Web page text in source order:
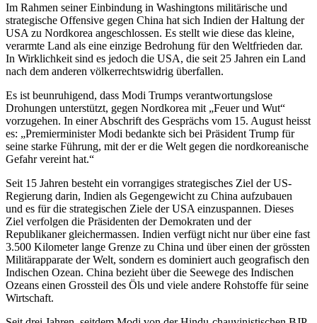
Im Rahmen seiner Einbindung in Washingtons militärische und
strategische Offensive gegen China hat sich Indien der Haltung der
USA zu Nordkorea angeschlossen. Es stellt wie diese das kleine,
verarmte Land als eine einzige Bedrohung für den Weltfrieden dar.
In Wirklichkeit sind es jedoch die USA, die seit 25 Jahren ein Land
nach dem anderen völkerrechtswidrig überfallen.
Es ist beunruhigend, dass Modi Trumps verantwortungslose
Drohungen unterstützt, gegen Nordkorea mit „Feuer und Wut“
vorzugehen. In einer Abschrift des Gesprächs vom 15. August heisst
es: „Premierminister Modi bedankte sich bei Präsident Trump für
seine starke Führung, mit der er die Welt gegen die nordkoreanische
Gefahr vereint hat.“
Seit 15 Jahren besteht ein vorrangiges strategisches Ziel der US-
Regierung darin, Indien als Gegengewicht zu China aufzubauen
und es für die strategischen Ziele der USA einzuspannen. Dieses
Ziel verfolgen die Präsidenten der Demokraten und der
Republikaner gleichermassen. Indien verfügt nicht nur über eine fast
3.500 Kilometer lange Grenze zu China und über einen der grössten
Militärapparate der Welt, sondern es dominiert auch geografisch den
Indischen Ozean. China bezieht über die Seewege des Indischen
Ozeans einen Grossteil des Öls und viele andere Rohstoffe für seine
Wirtschaft.